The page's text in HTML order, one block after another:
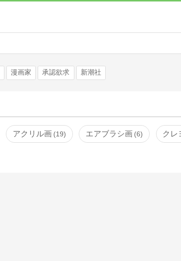
漫画家 承認欲求 新潮社
アクリル画 19 エアブラシ画 6 クレ